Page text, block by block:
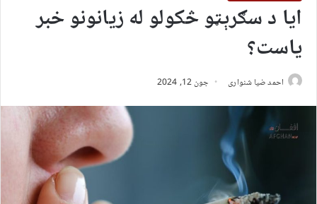
ایا د سګرېټو څکولو له زیانونو خبر
یاست؟
احمد ضیا شنواری جون 12, 2024